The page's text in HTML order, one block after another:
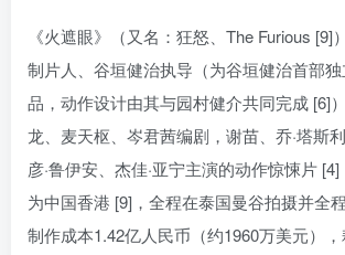
《火遮眼》（又名：狂怒、The Furious [9]
制片人、谷垣健治执导（为谷垣健治首部
品，动作设计由其与园村健介共同完成 [6]
龙、麦天枢、岑君茜编剧，谢苗、乔·塔斯
彦·鲁伊安、杰佳·亚宁主演的动作惊悚片
为中国香港 [9]，全程在泰国曼谷拍摄并全
制作成本1.42亿人民币（约1960万美元）